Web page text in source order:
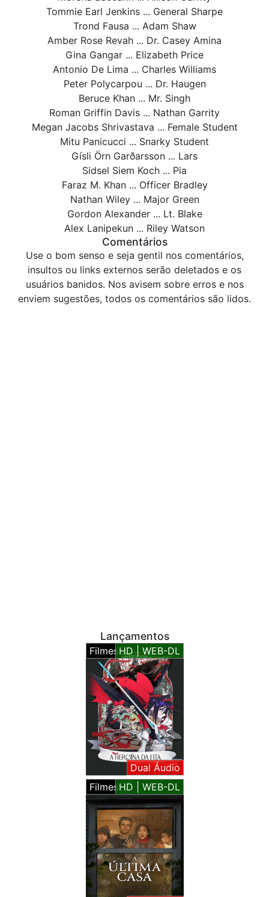
Tommie Earl Jenkins ... General Sharpe
Trond Fausa ... Adam Shaw
Amber Rose Revah ... Dr. Casey Amina
Gina Gangar ... Elizabeth Price
Antonio De Lima ... Charles Williams
Peter Polycarpou ... Dr. Haugen
Beruce Khan ... Mr. Singh
Roman Griffin Davis ... Nathan Garrity
Megan Jacobs Shrivastava ... Female Student
Mitu Panicucci ... Snarky Student
Gísli Örn Garðarsson ... Lars
Sidsel Siem Koch ... Pia
Faraz M. Khan ... Officer Bradley
Nathan Wiley ... Major Green
Gordon Alexander ... Lt. Blake
Alex Lanipekun ... Riley Watson
Comentários
Use o bom senso e seja gentil nos comentários,
insultos ou links externos serão deletados e os
usuários banidos. Nos avisem sobre erros e nos
enviem sugestões, todos os comentários são lidos.
Lançamentos
FilmesHD | WEB-DL
Dual Áudio
FilmesHD | WEB-DL